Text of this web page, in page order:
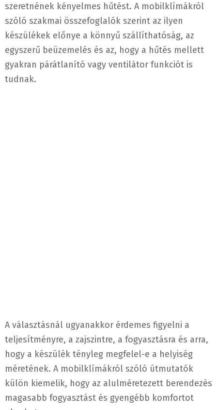
szeretnének kényelmes hűtést. A mobilklímákról
szóló szakmai összefoglalók szerint az ilyen
készülékek előnye a könnyű szállíthatóság, az
egyszerű beüzemelés és az, hogy a hűtés mellett
gyakran párátlanító vagy ventilátor funkciót is
tudnak.
A választásnál ugyanakkor érdemes figyelni a
teljesítményre, a zajszintre, a fogyasztásra és arra,
hogy a készülék tényleg megfelel-e a helyiség
méretének. A mobilklímákról szóló útmutatók
külön kiemelik, hogy az alulméretezett berendezés
magasabb fogyasztást és gyengébb komfortot